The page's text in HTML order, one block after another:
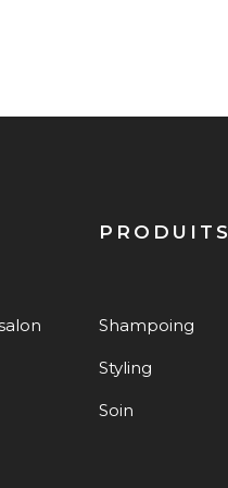
PRODUITS
Shampoing
Styling
Soin